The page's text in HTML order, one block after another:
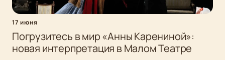
17 июня
Погрузитесь в мир «Анны Карениной»:
новая интерпретация в Малом Театре